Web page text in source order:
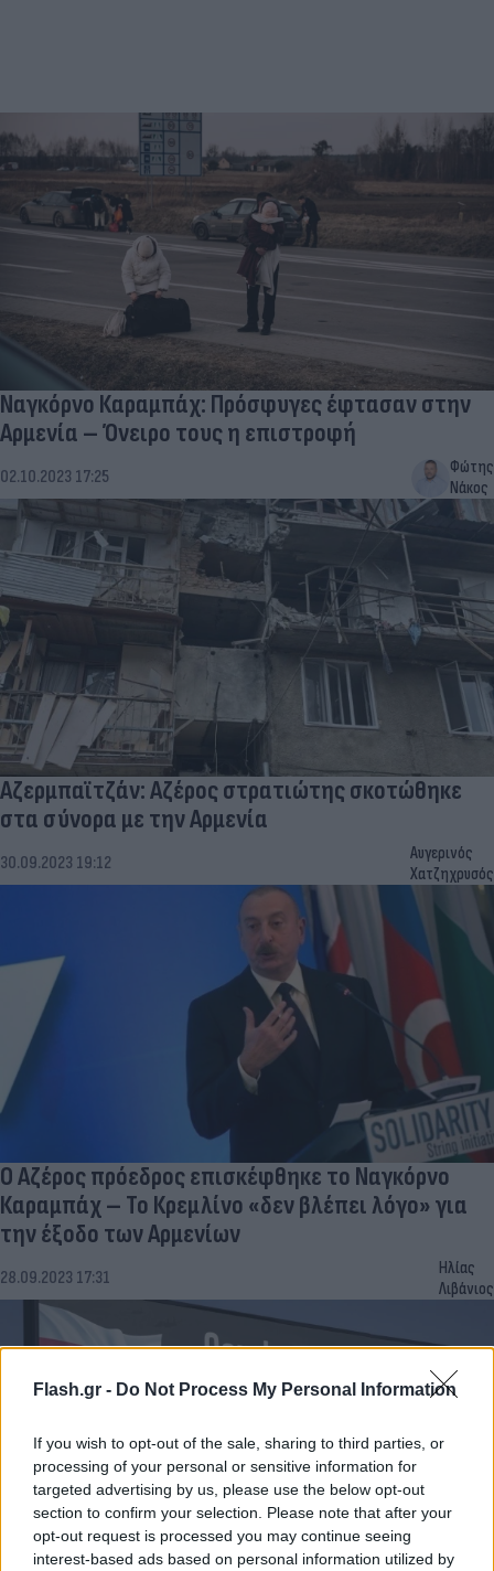
Flash.gr - Do Not Process My Personal Information
If you wish to opt-out of the sale, sharing to third parties, or
processing of your personal or sensitive information for
targeted advertising by us, please use the below opt-out
section to confirm your selection. Please note that after your
opt-out request is processed you may continue seeing
interest-based ads based on personal information utilized by
Ναγκόρνο Καραμπάχ: Πρόσφυγες έφτασαν στην
Αρμενία – Όνειρο τους η επιστροφή
02.10.2023 17:25
Φώτης
Νάκος
Αζερμπαϊτζάν: Αζέρος στρατιώτης σκοτώθηκε
στα σύνορα με την Αρμενία
30.09.2023 19:12
Αυγερινός
Χατζηχρυσός
Ο Αζέρος πρόεδρος επισκέφθηκε το Ναγκόρνο
Καραμπάχ – Το Κρεμλίνο «δεν βλέπει λόγο» για
την έξοδο των Αρμενίων
28.09.2023 17:31
Ηλίας
Λιβάνιος